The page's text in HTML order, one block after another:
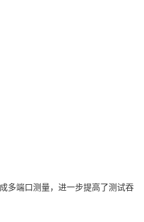
多端口测量，进一步提高了测试吞